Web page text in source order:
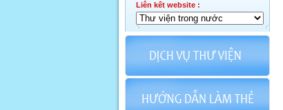
Liên kết website :